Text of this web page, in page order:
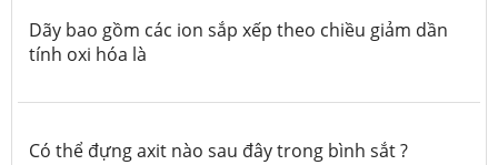
Dãy bao gồm các ion sắp xếp theo chiều giảm dần
tính oxi hóa là
Có thể đựng axit nào sau đây trong bình sắt ?